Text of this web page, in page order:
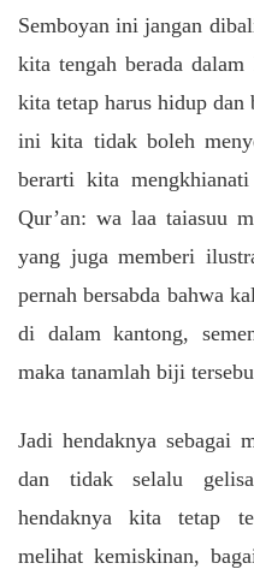
Semboyan ini jangan
kita tengah berada
kita tetap harus hidup dan
ini kita tidak boleh
berarti kita
Qur’an: wa laa taiasuu
yang juga memberi
pernah bersabda bahwa
di dalam kantong,
maka tanamlah biji
Jadi hendaknya sebagai
dan tidak selalu
hendaknya kita tetap
melihat kemiskinan,